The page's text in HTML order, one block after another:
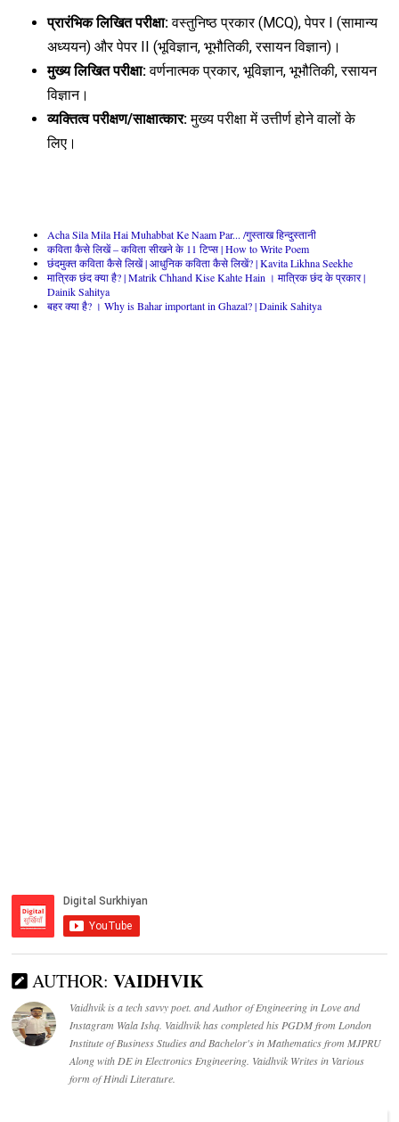
प्रारंभिक लिखित परीक्षा:वस्तुनिष्ठ प्रकार (MCQ), पेपर I (सामान्य
अध्ययन) और पेपर II (भूविज्ञान, भूभौतिकी, रसायन विज्ञान)।
मुख्य लिखित परीक्षा:वर्णनात्मक प्रकार, भूविज्ञान, भूभौतिकी, रसायन
विज्ञान।
व्यक्तित्व परीक्षण/साक्षात्कार:मुख्य परीक्षा में उत्तीर्ण होने वालों के
लिए।
Acha Sila Mila Hai Muhabbat Ke Naam Par... /गुस्ताख हिन्दुस्तानी
कविता कैसे लिखें – कविता सीखने के 11 टिप्स | How to Write Poem
छंदमुक्त कविता कैसे लिखें | आधुनिक कविता कैसे लिखें? | Kavita Likhna Seekhe
मात्रिक छंद क्या है? | Matrik Chhand Kise Kahte Hain । मात्रिक छंद के प्रकार |
Dainik Sahitya
बहर क्या है? । Why is Bahar important in Ghazal? | Dainik Sahitya
AUTHOR: VAIDHVIK
Vaidhvik is a tech savvy poet. and Author of Engineering in Love and
Instagram Wala Ishq. Vaidhvik has completed his PGDM from London
Institute of Business Studies and Bachelor's in Mathematics from MJPRU
Along with DE in Electronics Engineering. Vaidhvik Writes in Various
form of Hindi Literature.